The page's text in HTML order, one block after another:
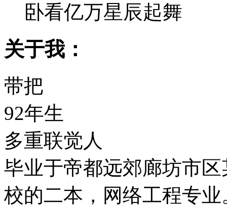
卧看亿万星辰起舞
关于我：
带把
92年生
多重联觉人
毕业于帝都远郊廊坊市
校的二本，网络工程专业